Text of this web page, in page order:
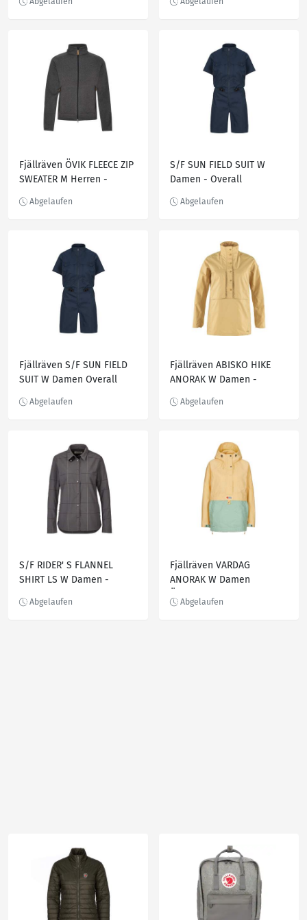
Fjällräven ÖVIK FLEECE ZIP
SWEATER M Herren -
S/F SUN FIELD SUIT W
Damen - Overall
Fjällräven S/F SUN FIELD
SUIT W Damen Overall
Fjällräven ABISKO HIKE
ANORAK W Damen -
S/F RIDER' S FLANNEL
SHIRT LS W Damen -
Fjällräven VARDAG
ANORAK W Damen
YELLOW-ALOE GREEN